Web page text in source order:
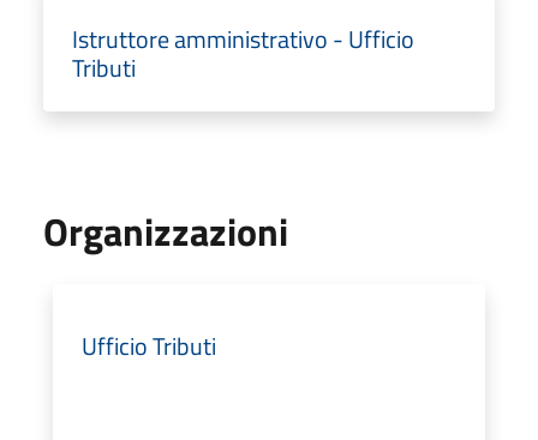
Istruttore amministrativo - Ufficio
Tributi
Organizzazioni
Ufficio Tributi